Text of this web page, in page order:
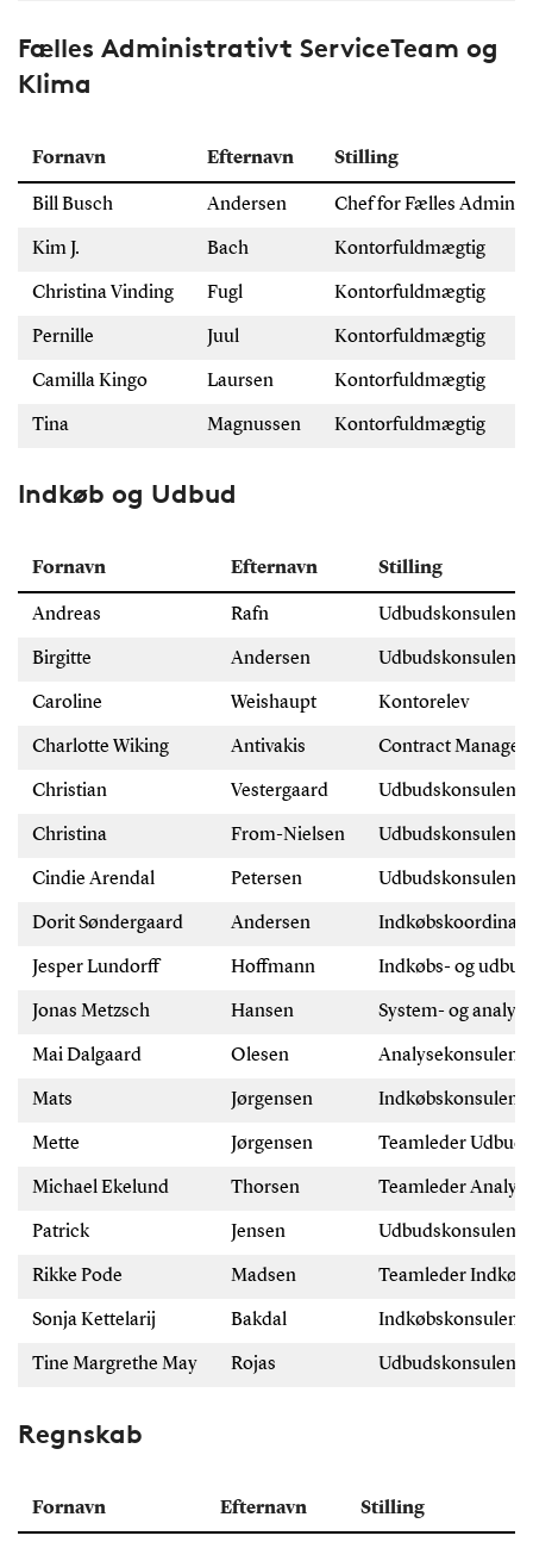
Fælles Administrativt ServiceTeam og
Klima
Fornavn Efternavn Stilling
Bill Busch Andersen Chef for Fælles
Kim J. Bach Kontorfuldmægtig
Christina Vinding Fugl Kontorfuldmægtig
Pernille Juul Kontorfuldmægtig
Camilla Kingo Laursen Kontorfuldmægtig
Tina Magnussen Kontorfuldmægtig
Indkøb og Udbud
Fornavn Efternavn Stilling
Andreas Rafn Udbudskonsulent
Birgitte Andersen Udbudskonsulent
Caroline Weishaupt Kontorelev
Charlotte Wiking Antivakis Contract Manager
Christian Vestergaard Udbudskonsulent
Christina From-Nielsen Udbudskonsulent
Cindie Arendal Petersen Udbudskonsulent
Dorit Søndergaard Andersen
Jesper Lundorff Hoffmann Indkøbs- og
Jonas Metzsch Hansen System- og
Mai Dalgaard Olesen Analysekonsulent
Mats Jørgensen Indkøbskonsulent
Mette Jørgensen Teamleder Udbud
Michael Ekelund Thorsen Teamleder
Patrick Jensen Udbudskonsulent
Rikke Pode Madsen Teamleder
Sonja Kettelarij Bakdal Indkøbskonsulent
Tine Margrethe May Rojas Udbudskonsulent
Regnskab
Fornavn Efternavn Stilling